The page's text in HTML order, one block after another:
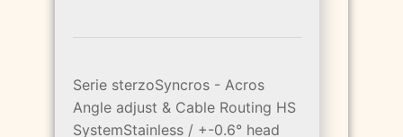
Serie sterzoSyncros - Acros
Angle adjust & Cable Routing HS
SystemStainless / +-0.6° head